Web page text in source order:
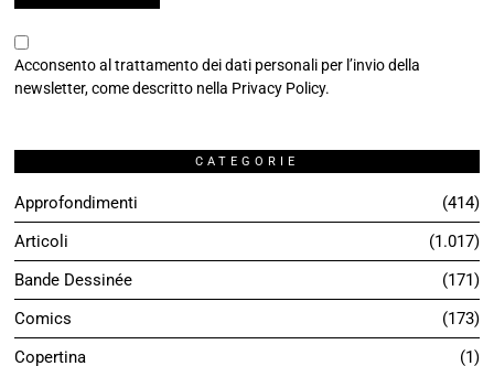
Acconsento al trattamento dei dati personali per l’invio della
newsletter, come descritto nella Privacy Policy.
CATEGORIE
Approfondimenti
414
Articoli
1.017
Bande Dessinée
171
Comics
173
Copertina
1